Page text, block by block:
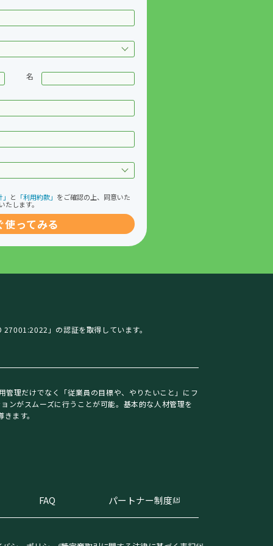
名
と 「利用約款」 をご確認の上、同意いた
します。
」の認証を取得しています。
理だけでなく「従業員の目標や、やりたいこと」にフ
ンがスムーズに行うことが可能。基本的な人材管理を
ます。
FAQ パートナー制度